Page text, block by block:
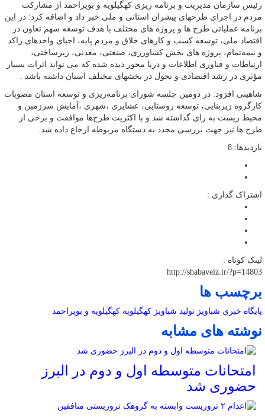
رئیس سازمان مدیریت و برنامه ریزی کهگیلویه و بویراحمد از مشارکت
مردم در اجرای طرحهای پیشران استانی و ملی خبر داد و اضافه کرد: در این
برنامه عملیاتی طرح ها و پروژه های مختلف با هدف توسعه سهم تعاون در
اقتصاد ملی، توسعه کسب‌ و کارهای خلاق و مردم‌ پایه، احیای واحدهای راکد
و نیمه‌تمام، پروژه های بخش کشاورزی، صنعتی، معدنی، زیرساختی،
ارتباطات و فناوری اطلاعات و دریا محور دیده شده که می تواند اثرات بسیار
مؤثری در رشد اقتصادی و تحول در بخشهای مختلف استان داشته باشد .
شاهینی افزود: در دومین جلسه شورای برنامه‌ریزی و توسعه استان مصوبات
کارگروه زیربنایی، توسعه روستایی، عشایری ،شهری ،آمایش سرزمین و
محیط زیست به رای گذاشته شد و با اکثریت طرح‌ها موافقت و برخی از
طرح ها نیز جهت بررسی مجدد به دستگاه مربوطه ارجاع داده شد.
بازدیدها: 8
اشتراک گذاری :
لینک کوتاه :
http://shabaveiz.ir/?p=14803
برچسب ها
پایگاه خبری شباویز تولید شباویز کهگیلویه کهگیلویه و بویراحمد
نوشته های مشابه
امتحانات متوسطه اول و دوم در البرز
حضوری شد